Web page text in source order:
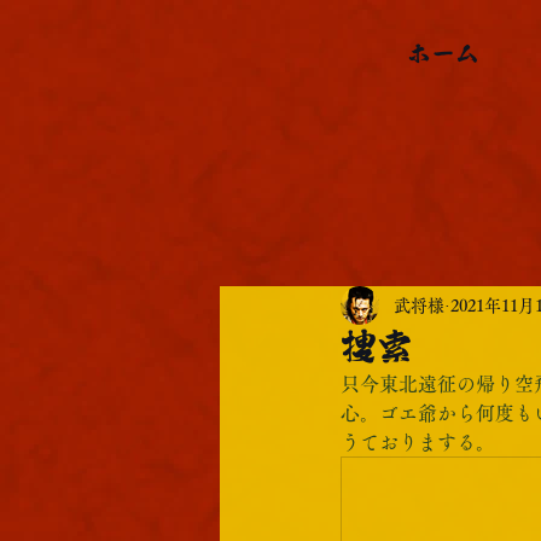
ホーム
捜索
武将様 2021年11月
只今東北遠征の帰り
心。ゴエ爺から何度
うておりまする。